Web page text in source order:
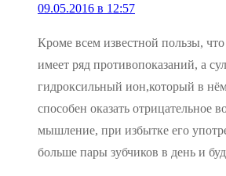
09.05.2016 в 12:57
Кроме всем известной пользы,
имеет ряд противопоказаний, а
гидроксильный ион,который в
способен оказать отрицательное
мышление, при избытке его
больше пары зубчиков в день и